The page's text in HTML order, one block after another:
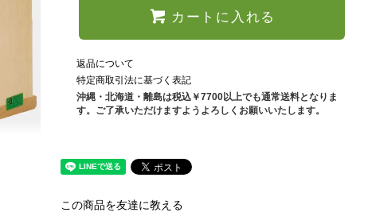
カートに入れる
返品について
特定商取引法に基づく表記
沖縄・北海道・離島は税込￥7700以上でも通常送料となりま
す。ご了承いただけますようよろしくお願いいたします。
この商品を友達に教える